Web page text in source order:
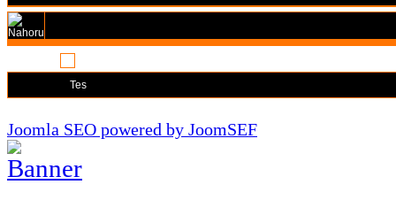
Tes
Joomla SEO powered by JoomSEF